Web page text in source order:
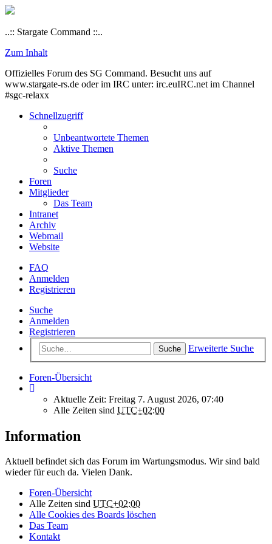
..:: Stargate Command ::..
Zum Inhalt
Offizielles Forum des SG Command. Besucht uns auf
www.stargate-rs.de oder im IRC unter: irc.euIRC.net im Channel
#sgc-relaxx
Schnellzugriff
Unbeantwortete Themen
Aktive Themen
Suche
Foren
Mitglieder
Das Team
Intranet
Archiv
Webmail
Website
FAQ
Anmelden
Registrieren
Suche
Anmelden
Registrieren
Suche Erweiterte Suche
Foren-Übersicht
Aktuelle Zeit: Freitag 7. August 2026, 07:40
Alle Zeiten sind UTC+02:00
Information
Aktuell befindet sich das Forum im Wartungsmodus. Wir sind bald
wieder für euch da. Vielen Dank.
Foren-Übersicht
Alle Zeiten sind UTC+02:00
Alle Cookies des Boards löschen
Das Team
Kontakt